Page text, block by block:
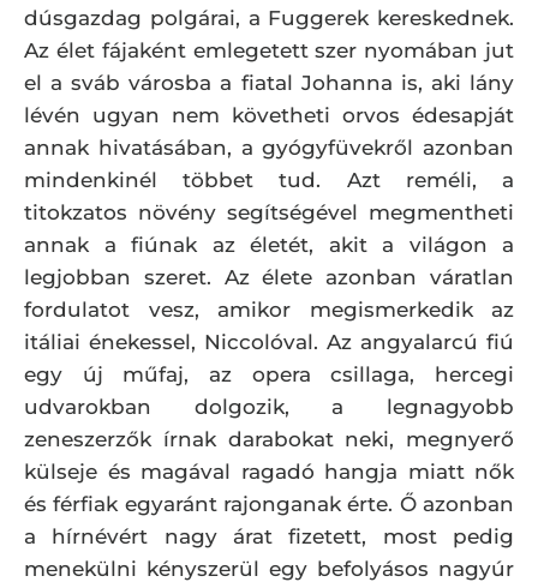
dúsgazdag polgárai, a Fuggerek kereskednek.
Az élet fájaként emlegetett szer nyomában jut
el a sváb városba a fiatal Johanna is, aki lány
lévén ugyan nem követheti orvos édesapját
annak hivatásában, a gyógyfüvekről azonban
mindenkinél többet tud. Azt reméli, a
titokzatos növény segítségével megmentheti
annak a fiúnak az életét, akit a világon a
legjobban szeret. Az élete azonban váratlan
fordulatot vesz, amikor megismerkedik az
itáliai énekessel, Niccolóval. Az angyalarcú fiú
egy új műfaj, az opera csillaga, hercegi
udvarokban dolgozik, a legnagyobb
zeneszerzők írnak darabokat neki, megnyerő
külseje és magával ragadó hangja miatt nők
és férfiak egyaránt rajonganak érte. Ő azonban
a hírnévért nagy árat fizetett, most pedig
menekülni kényszerül egy befolyásos nagyúr